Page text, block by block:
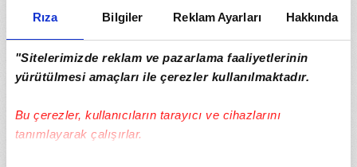
Rıza Bilgiler Reklam Ayarları Hakkında
"Sitelerimizde reklam ve pazarlama faaliyetlerinin
yürütülmesi amaçları ile çerezler kullanılmaktadır.
Bu çerezler, kullanıcıların tarayıcı ve cihazlarını
tanımlayarak çalışırlar.